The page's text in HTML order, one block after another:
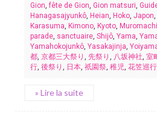
Gion,fête de Gion, Gion matsuri,
Hanagasajyunkô, Heian, Hoko, Japon,
Karasuma, Kimono, Kyoto, Muromachi
parade, sanctuaire, Shijô, Yama,
Yamahokojunkô, Yasakajinja,
都, 京都三大祭り , 先祭り , 八坂神社, 室
行, 後祭り , 日本, 祇園祭, 稚児, 花笠巡行
» Lire la suite